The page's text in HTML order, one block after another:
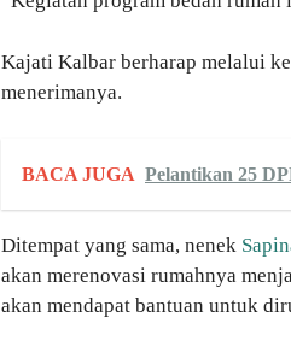
Kajati Kalbar berharap melalui
menerimanya.
BACA JUGA Pelantikan 25
Ditempat yang sama, nenek
akan merenovasi rumahnya
akan mendapat bantuan untuk